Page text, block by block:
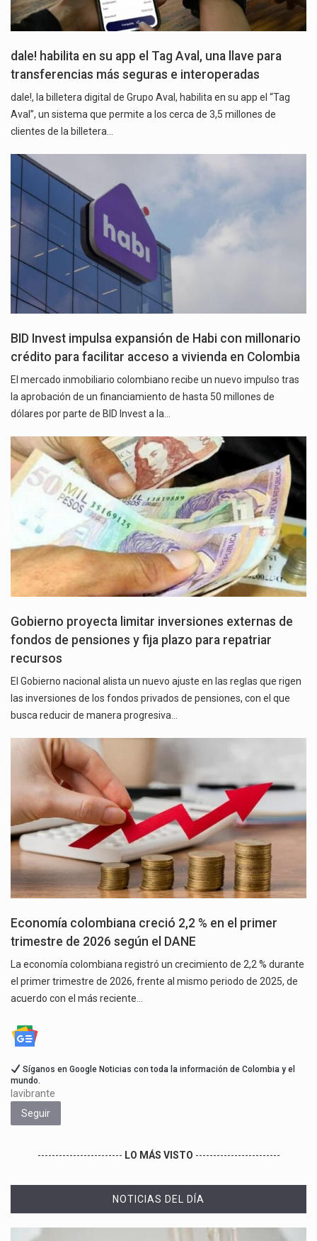
dale! habilita en su app el Tag Aval, una llave para
transferencias más seguras e interoperadas
dale!, la billetera digital de Grupo Aval, habilita en su app el “Tag
Aval”, un sistema que permite a los cerca de 3,5 millones de
clientes de la billetera…
BID Invest impulsa expansión de Habi con millonario
crédito para facilitar acceso a vivienda en Colombia
El mercado inmobiliario colombiano recibe un nuevo impulso tras
la aprobación de un financiamiento de hasta 50 millones de
dólares por parte de BID Invest a la…
Gobierno proyecta limitar inversiones externas de
fondos de pensiones y fija plazo para repatriar
recursos
El Gobierno nacional alista un nuevo ajuste en las reglas que rigen
las inversiones de los fondos privados de pensiones, con el que
busca reducir de manera progresiva…
Economía colombiana creció 2,2 % en el primer
trimestre de 2026 según el DANE
La economía colombiana registró un crecimiento de 2,2 % durante
el primer trimestre de 2026, frente al mismo periodo de 2025, de
acuerdo con el más reciente…
Síganos en Google Noticias con toda la información de Colombia y el
mundo.
lavibrante
Seguir
------------------------ LO MÁS VISTO ------------------------
NOTICIAS DEL DÍA